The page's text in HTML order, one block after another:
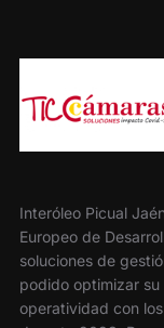
Interóleo Picual
Europeo de
soluciones de
podido optimizar su
operatividad con